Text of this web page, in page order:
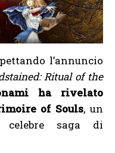
l’annuncio
Ritual of the
ha rivelato
of Souls, un
saga di